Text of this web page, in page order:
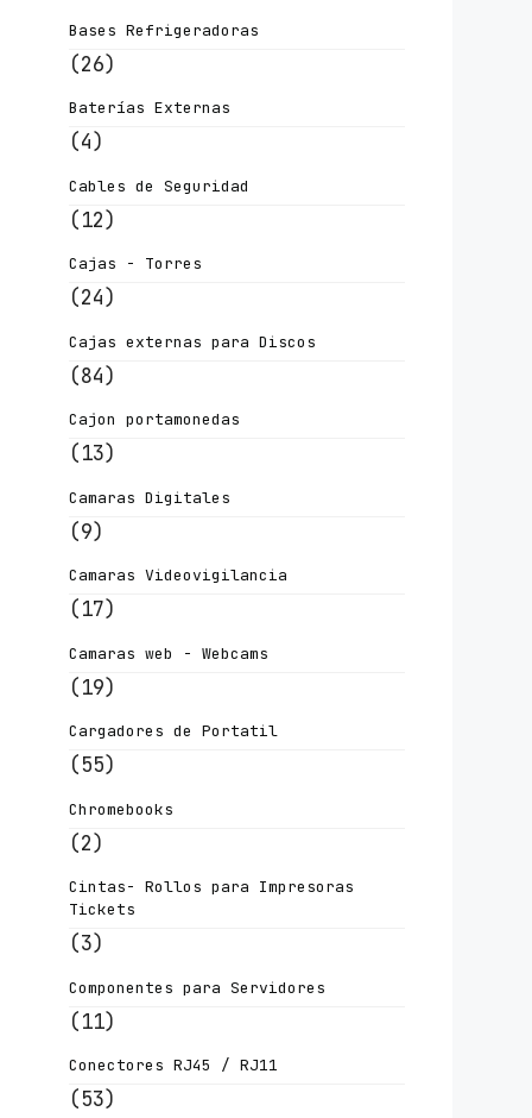
Bases Refrigeradoras
(26)
Baterías Externas
(4)
Cables de Seguridad
(12)
Cajas - Torres
(24)
Cajas externas para Discos
(84)
Cajon portamonedas
(13)
Camaras Digitales
(9)
Camaras Videovigilancia
(17)
Camaras web - Webcams
(19)
Cargadores de Portatil
(55)
Chromebooks
(2)
Cintas- Rollos para Impresoras
Tickets
(3)
Componentes para Servidores
(11)
Conectores RJ45 / RJ11
(53)